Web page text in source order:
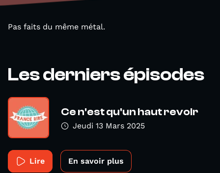
Pas faits du même métal.
Les derniers épisodes
Ce n'est qu'un haut revoir
Jeudi 13 Mars 2025
Lire En savoir plus